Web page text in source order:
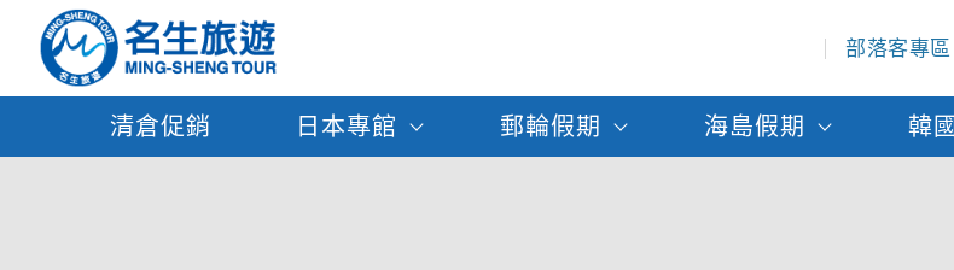
部落客專區
清倉促銷 日本專館 郵輪假期 海島假期 韓國